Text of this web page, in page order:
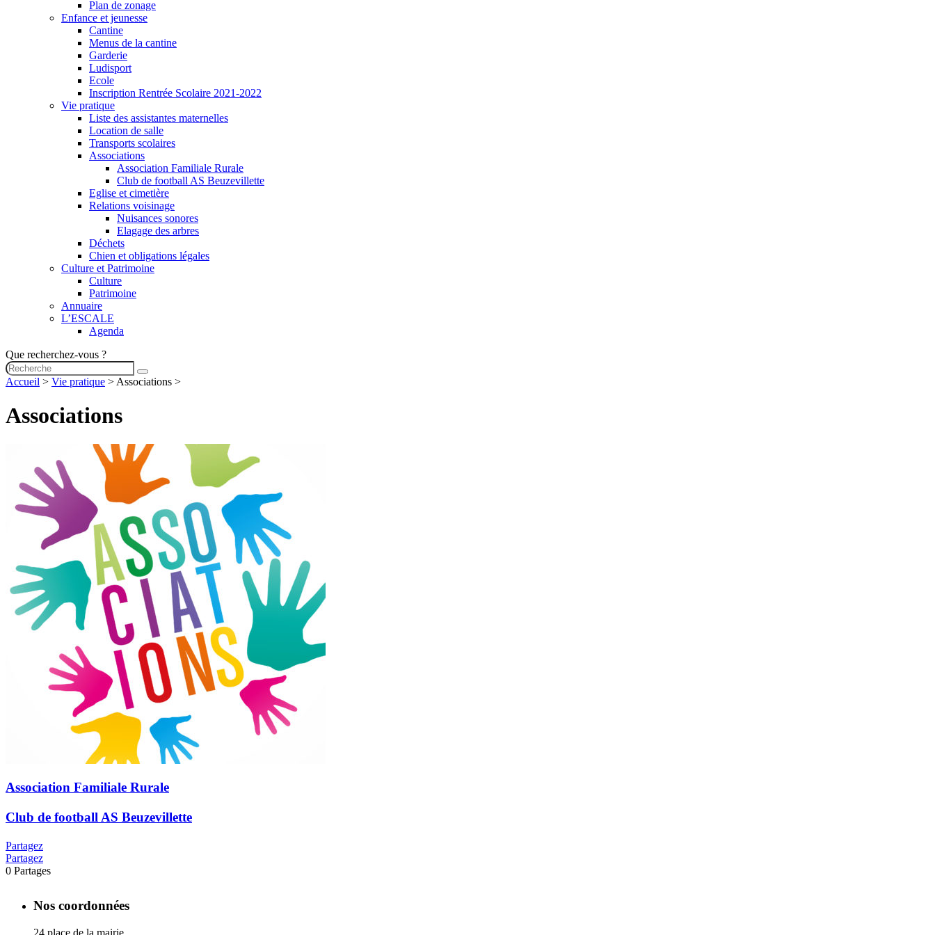
Plan de zonage
Enfance et jeunesse
Cantine
Menus de la cantine
Garderie
Ludisport
Ecole
Inscription Rentrée Scolaire 2021-2022
Vie pratique
Liste des assistantes maternelles
Location de salle
Transports scolaires
Associations
Association Familiale Rurale
Club de football AS Beuzevillette
Eglise et cimetière
Relations voisinage
Nuisances sonores
Elagage des arbres
Déchets
Chien et obligations légales
Culture et Patrimoine
Culture
Patrimoine
Annuaire
L’ESCALE
Agenda
Que recherchez-vous ?
Accueil > Vie pratique > Associations >
Associations
Association Familiale Rurale
Club de football AS Beuzevillette
Partagez
Partagez
0 Partages
Nos coordonnées
24 place de la mairie